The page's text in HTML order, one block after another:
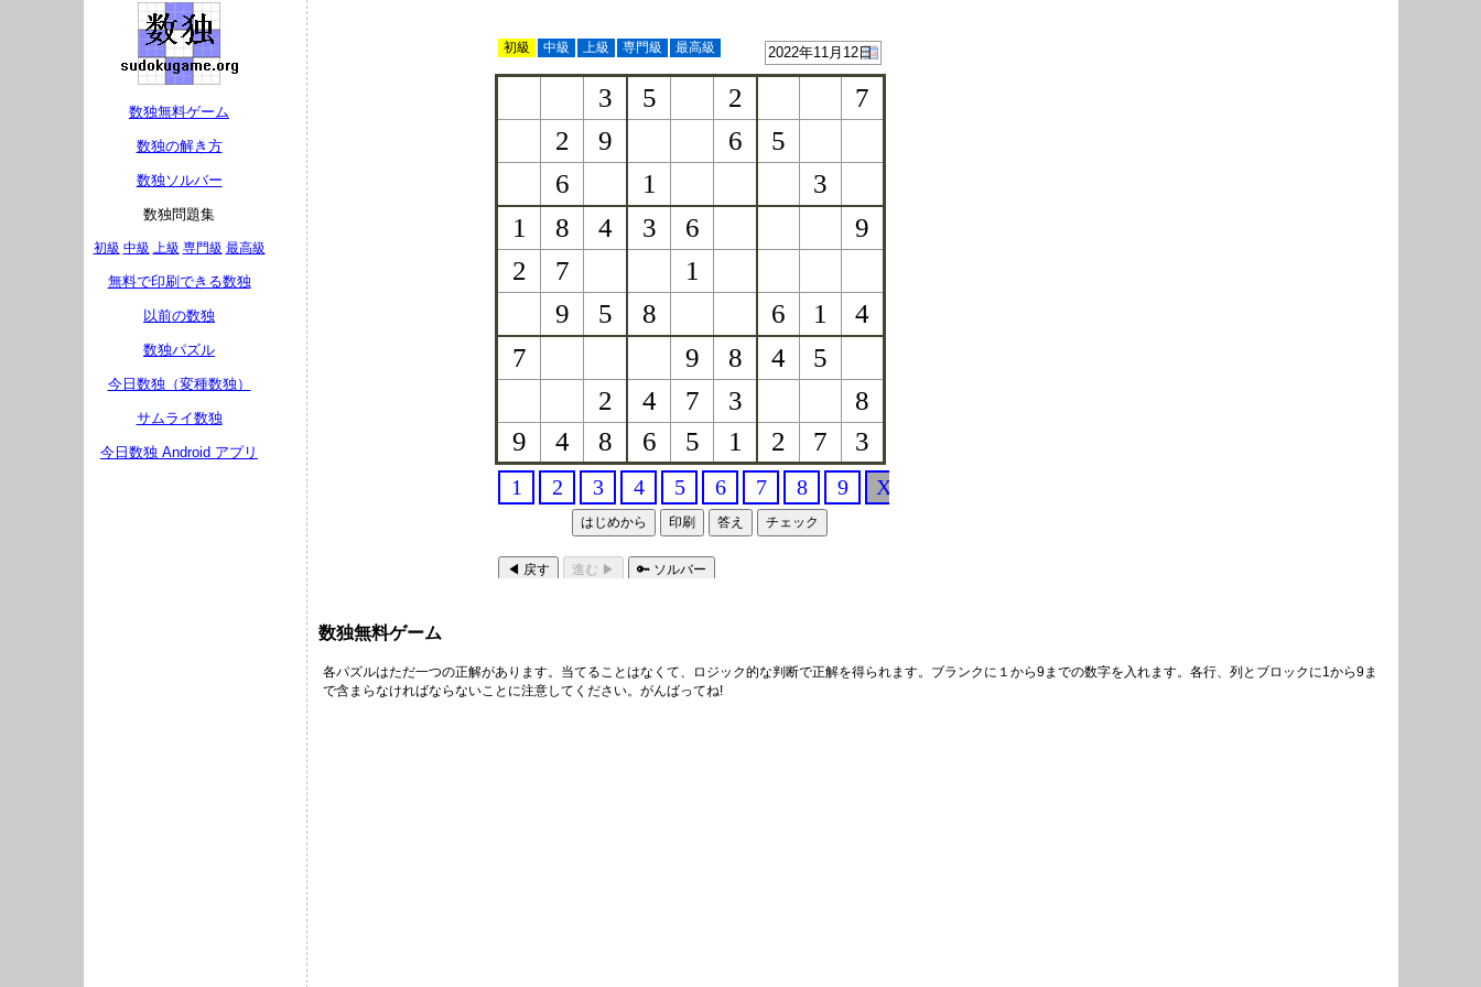
数独無料ゲーム
数独の解き方
数独ソルバー
数独問題集
初級 中級 上級 専門級 最高級
無料で印刷できる数独
以前の数独
数独パズル
今日数独（変種数独）
サムライ数独
今日数独 Android アプリ
数独無料ゲーム
各パズルはただ一つの正解があります。当てることはなくて、ロジック的な判断で正解を得られます。ブランクに１から9までの数字を入れます。各行、列とブロックに1から9ま
で含まらなければならないことに注意してください。がんばってね!